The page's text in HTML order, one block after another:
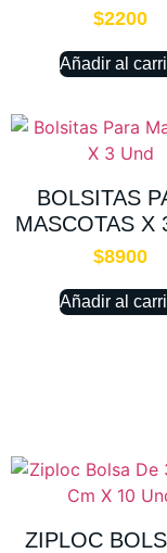
$2200
Añadir al
BOLSITAS
MASCOTAS X
$8900
Añadir al
ZIPLOC